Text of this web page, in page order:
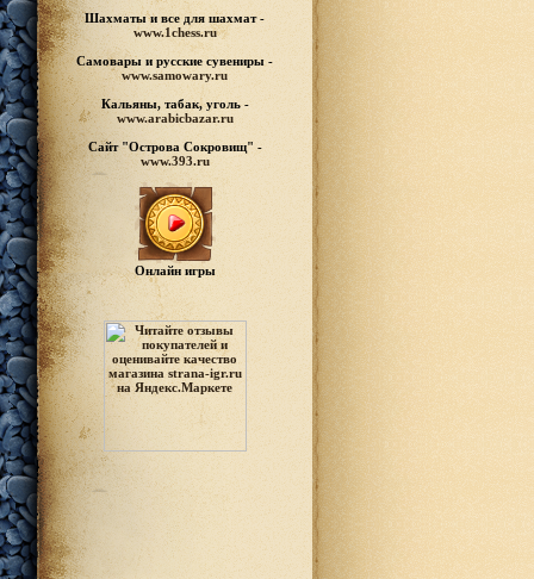
Шахматыи все для шахмат -
www.1chess.ru
Самовары и русскиесувениры -
www.samowary.ru
Кальяны, табак, уголь -
www.arabicbazar.ru
Сайт "Острова Сокровищ" -
www.393.ru
Онлайн игры